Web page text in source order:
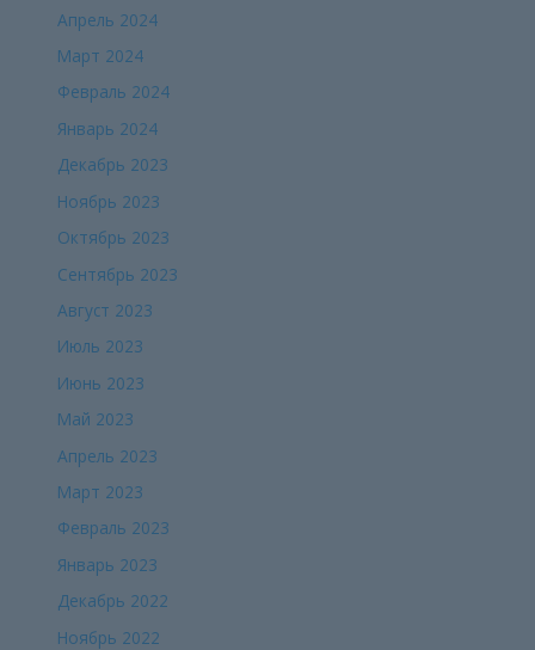
Апрель 2024
Март 2024
Февраль 2024
Январь 2024
Декабрь 2023
Ноябрь 2023
Октябрь 2023
Сентябрь 2023
Август 2023
Июль 2023
Июнь 2023
Май 2023
Апрель 2023
Март 2023
Февраль 2023
Январь 2023
Декабрь 2022
Ноябрь 2022